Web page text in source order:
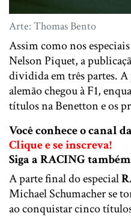
Arte: Thomas Bento
Assim como nos
Nelson Piquet, a
dividida em três partes.
alemão chegou à F1,
títulos na Benetton e os
Você conhece o canal
Clique e se inscreva!
Siga a RACING
A parte final do especial
Michael Schumacher se
ao conquistar cinco